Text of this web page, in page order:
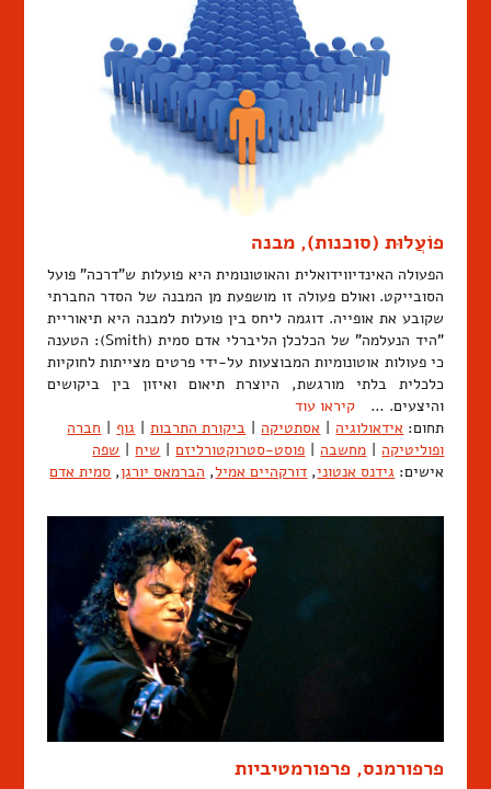
פוֹעֲלוּת (סוכנות), מבנה
הפעולה האינדיווידואלית והאוטונומית היא פועלות ש"דרכה" פועל
הסובייקט. ואולם פעולה זו מושפעת מן המבנה של הסדר החברתי
שקובע את אופייה. דוגמה ליחס בין פועלות למבנה היא תיאוריית
"היד הנעלמה" של הכלכלן הליברלי אדם סמית (Smith): הטענה
כי פעולות אוטונומיות המבוצעות על-ידי פרטים מצייתות לחוקיות
כלכלית בלתי מורגשת, היוצרת תיאום ואיזון בין ביקושים
והיצעים. … קיראו עוד
תחום: אידאולוגיה אסתטיקה ביקורת התרבות גוף
חברה
ופוליטיקה
מחשבה פוסט-סטרוקטורליזם שיח
שפה
אישים: גידנס אנטוני, דורקהיים אמיל, הברמאס יורגן, סמית אדם
פרפורמנס, פרפורמטיביות